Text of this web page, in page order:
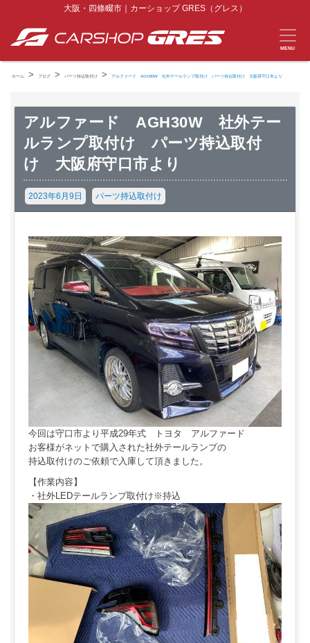
大阪・四條畷市｜カーショップ GRES（グレス）
MENU
ホーム > ブログ > パーツ持込取付け > アルファード AGH30W 社外テールランプ取付け パーツ持込取付け 大阪府守口市より
アルファード AGH30W 社外テー
ルランプ取付け パーツ持込取付
け 大阪府守口市より
2023年6月9日 パーツ持込取付け
今回は守口市より平成29年式 トヨタ アルファード
お客様がネットで購入された社外テールランプの
持込取付けのご依頼で入庫して頂きました。
【作業内容】
・社外LEDテールランプ取付け※持込